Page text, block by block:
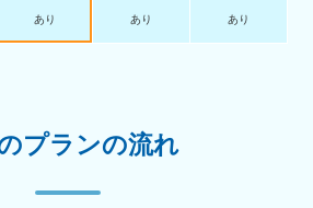
あり あり あり
プランの流れ